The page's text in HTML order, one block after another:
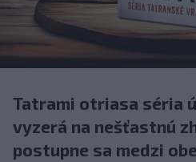
Tatrami otriasa séria
vyzerá na nešťastnú
postupne sa medzi